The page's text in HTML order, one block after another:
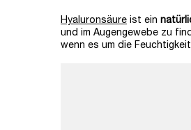
Hyaluronsäure ist ein
und im Augengewebe zu
wenn es um die